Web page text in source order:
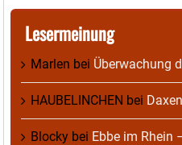
Lesermeinung
Marlen bei Überwachung
HAUBELINCHEN bei
Blocky bei Ebbe im Rhein